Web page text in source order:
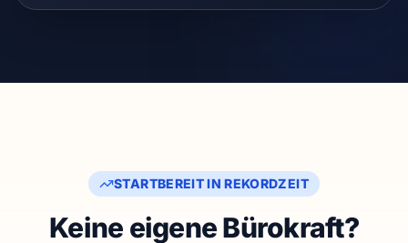
STARTBEREIT IN REKORDZEIT
Keine eigene Bürokraft?